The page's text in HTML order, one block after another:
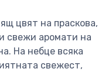
цвят на праскова,
свежи аромати на
На небце всяка
свежест,